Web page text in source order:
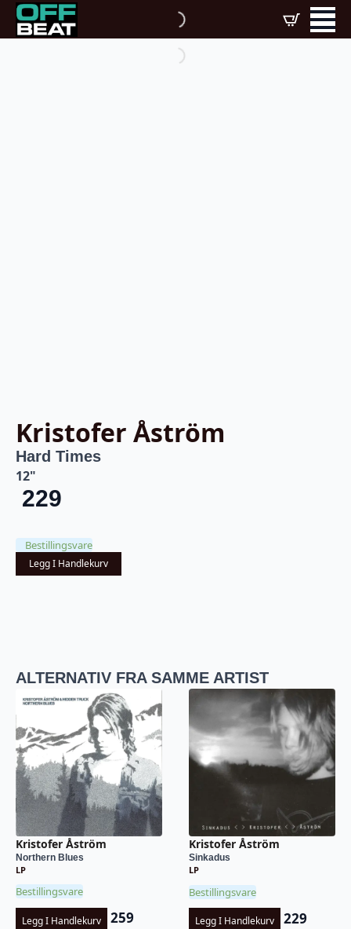
Kristofer Åström
Hard Times
12"
229
Bestillingsvare
Legg I Handlekurv
ALTERNATIV FRA SAMME ARTIST
Kristofer Åström
Northern Blues
LP
Bestillingsvare
Legg I Handlekurv 259
Kristofer Åström
Sinkadus
LP
Bestillingsvare
Legg I Handlekurv 229